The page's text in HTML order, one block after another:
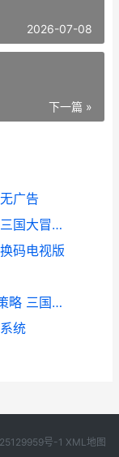
2026-07-08
下一篇 »
广告
《三国大冒险》精选策略—阵营解析 三国大冒险sp武将链接攻略
码电视版
《三国大冒险》精选策略—沙盘演武策略 三国大冒险礼包码
统
号-1 XML地图